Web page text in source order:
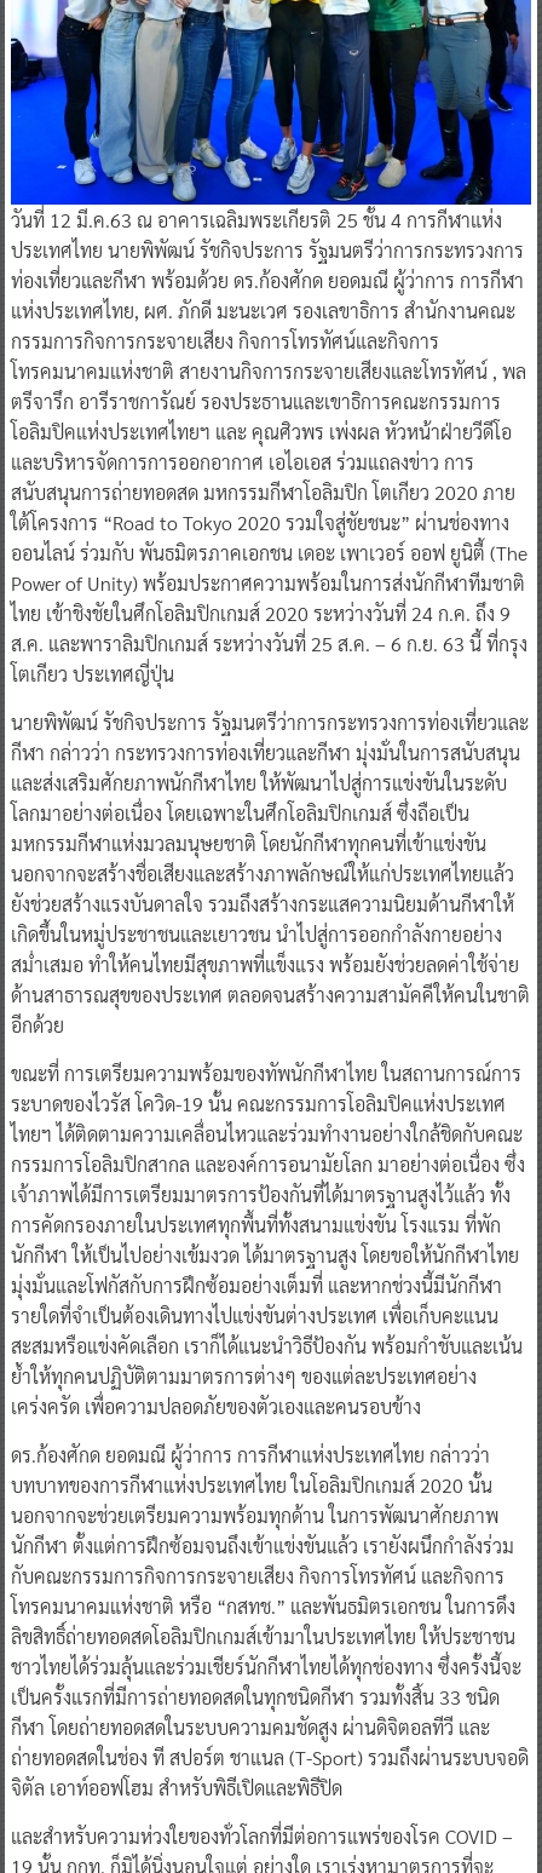
วันที่ 12 มี.ค.63 ณ อาคารเฉลิมพระเกียรติ 25 ชั้น 4 การกีฬาแห่ง
ประเทศไทย นายพิพัฒน์ รัชกิจประการ รัฐมนตรีว่าการกระทรวงการ
ท่องเที่ยวและกีฬา พร้อมด้วย ดร.ก้องศักด ยอดมณี ผู้ว่าการ การกีฬา
แห่งประเทศไทย, ผศ. ภักดี มะนะเวศ รองเลขาธิการ สำนักงานคณะ
กรรมการกิจการกระจายเสียง กิจการโทรทัศน์และกิจการ
โทรคมนาคมแห่งชาติ สายงานกิจการกระจายเสียงและโทรทัศน์ , พล
ตรีจารึก อารีราชการัณย์ รองประธานและเขาธิการคณะกรรมการ
โอลิมปิคแห่งประเทศไทยฯ และ คุณศิวพร เพ่งผล หัวหน้าฝ่ายวีดีโอ
และบริหารจัดการการออกอากาศ เอไอเอส ร่วมแถลงข่าว การ
สนับสนุนการถ่ายทอดสด มหกรรมกีฬาโอลิมปิก โตเกียว 2020 ภาย
ใต้โครงการ “Road to Tokyo 2020 รวมใจสู่ชัยชนะ” ผ่านช่องทาง
ออนไลน์ ร่วมกับ พันธมิตรภาคเอกชน เดอะ เพาเวอร์ ออฟ ยูนิตี้ (The
Power of Unity) พร้อมประกาศความพร้อมในการส่งนักกีฬาทีมชาติ
ไทย เข้าชิงชัยในศึกโอลิมปิกเกมส์ 2020 ระหว่างวันที่ 24 ก.ค. ถึง 9
ส.ค. และพาราลิมปิกเกมส์ ระหว่างวันที่ 25 ส.ค. – 6 ก.ย. 63 นี้ ที่กรุง
โตเกียว ประเทศญี่ปุ่น
นายพิพัฒน์ รัชกิจประการ รัฐมนตรีว่าการกระทรวงการท่องเที่ยวและ
กีฬา กล่าวว่า กระทรวงการท่องเที่ยวและกีฬา มุ่งมั่นในการสนับสนุน
และส่งเสริมศักยภาพนักกีฬาไทย ให้พัฒนาไปสู่การแข่งขันในระดับ
โลกมาอย่างต่อเนื่อง โดยเฉพาะในศึกโอลิมปิกเกมส์ ซึ่งถือเป็น
มหกรรมกีฬาแห่งมวลมนุษยชาติ โดยนักกีฬาทุกคนที่เข้าแข่งขัน
นอกจากจะสร้างชื่อเสียงและสร้างภาพลักษณ์ให้แก่ประเทศไทยแล้ว
ยังช่วยสร้างแรงบันดาลใจ รวมถึงสร้างกระแสความนิยมด้านกีฬาให้
เกิดขึ้นในหมู่ประชาชนและเยาวชน นำไปสู่การออกกำลังกายอย่าง
สม่ำเสมอ ทำให้คนไทยมีสุขภาพที่แข็งแรง พร้อมยังช่วยลดค่าใช้จ่าย
ด้านสาธารณสุขของประเทศ ตลอดจนสร้างความสามัคคีให้คนในชาติ
อีกด้วย
ขณะที่ การเตรียมความพร้อมของทัพนักกีฬาไทย ในสถานการณ์การ
ระบาดของไวรัส โควิด-19 นั้น คณะกรรมการโอลิมปิคแห่งประเทศ
ไทยฯ ได้ติดตามความเคลื่อนไหวและร่วมทำงานอย่างใกล้ชิดกับคณะ
กรรมการโอลิมปิกสากล และองค์การอนามัยโลก มาอย่างต่อเนื่อง ซึ่ง
เจ้าภาพได้มีการเตรียมมาตรการป้องกันที่ได้มาตรฐานสูงไว้แล้ว ทั้ง
การคัดกรองภายในประเทศทุกพื้นที่ทั้งสนามแข่งขัน โรงแรม ที่พัก
นักกีฬา ให้เป็นไปอย่างเข้มงวด ได้มาตรฐานสูง โดยขอให้นักกีฬาไทย
มุ่งมั่นและโฟกัสกับการฝึกซ้อมอย่างเต็มที่ และหากช่วงนี้มีนักกีฬา
รายใดที่จำเป็นต้องเดินทางไปแข่งขันต่างประเทศ เพื่อเก็บคะแนน
สะสมหรือแข่งคัดเลือก เราก็ได้แนะนำวิธีป้องกัน พร้อมกำชับและเน้น
ย้ำให้ทุกคนปฏิบัติตามมาตรการต่างๆ ของแต่ละประเทศอย่าง
เคร่งครัด เพื่อความปลอดภัยของตัวเองและคนรอบข้าง
ดร.ก้องศักด ยอดมณี ผู้ว่าการ การกีฬาแห่งประเทศไทย กล่าวว่า
บทบาทของการกีฬาแห่งประเทศไทย ในโอลิมปิกเกมส์ 2020 นั้น
นอกจากจะช่วยเตรียมความพร้อมทุกด้าน ในการพัฒนาศักยภาพ
นักกีฬา ตั้งแต่การฝึกซ้อมจนถึงเข้าแข่งขันแล้ว เรายังผนึกกำลังร่วม
กับคณะกรรมการกิจการกระจายเสียง กิจการโทรทัศน์ และกิจการ
โทรคมนาคมแห่งชาติ หรือ “กสทช.” และพันธมิตรเอกชน ในการดึง
ลิขสิทธิ์ถ่ายทอดสดโอลิมปิกเกมส์เข้ามาในประเทศไทย ให้ประชาชน
ชาวไทยได้ร่วมลุ้นและร่วมเชียร์นักกีฬาไทยได้ทุกช่องทาง ซึ่งครั้งนี้จะ
เป็นครั้งแรกที่มีการถ่ายทอดสดในทุกชนิดกีฬา รวมทั้งสิ้น 33 ชนิด
กีฬา โดยถ่ายทอดสดในระบบความคมชัดสูง ผ่านดิจิตอลทีวี และ
ถ่ายทอดสดในช่อง ที สปอร์ต ชาแนล (T-Sport) รวมถึงผ่านระบบจอดิ
จิตัล เอาท์ออฟโฮม สำหรับพิธีเปิดและพิธีปิด
และสำหรับความห่วงใยของทั่วโลกที่มีต่อการแพร่ของโรค COVID –
19 นั้น กกท. ก็มิได้นิ่งนอนใจแต่ อย่างใด เราเร่งหามาตรการที่จะ